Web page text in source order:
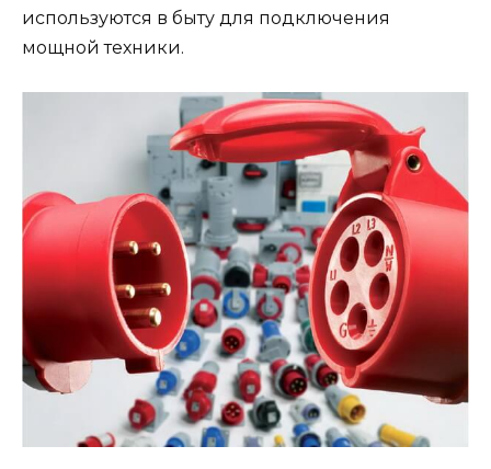
используются в быту для подключения
мощной техники.